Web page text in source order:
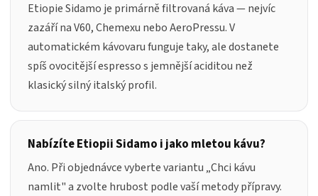
Etiopie Sidamo je primárně filtrovaná káva — nejvíc
zazáří na V60, Chemexu nebo AeroPressu. V
automatickém kávovaru funguje taky, ale dostanete
spíš ovocitější espresso s jemnější aciditou než
klasický silný italský profil.
Nabízíte Etiopii Sidamo i jako mletou kávu?
Ano. Při objednávce vyberte variantu „Chci kávu
namlit" a zvolte hrubost podle vaší metody přípravy.